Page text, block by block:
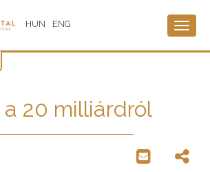
HUN ENG
20 milliárdról